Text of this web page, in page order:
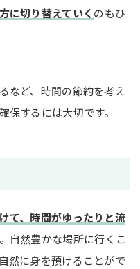
に切り替えていく のもひ
など、時間の節約を考え
保するには大切です。
て、時間がゆったりと流
。自然豊かな場所に行くこ
然に身を預けることがで